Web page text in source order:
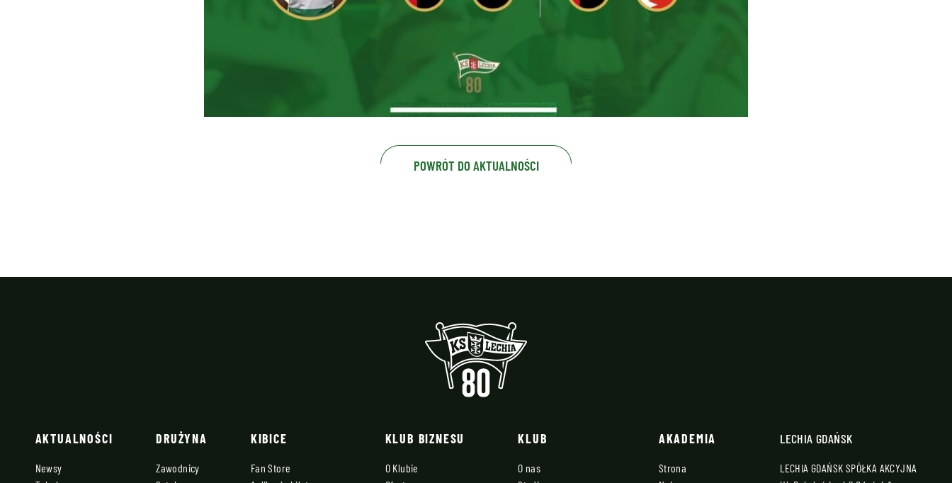
POWRÓT DO AKTUALNOŚCI
AKTUALNOŚCI
Newsy
DRUŻYNA
Zawodnicy
KIBICE
Fan Store
KLUB BIZNESU
O Klubie
KLUB
O nas
AKADEMIA
Strona
LECHIA GDAŃSK
LECHIA GDAŃSK SPÓŁKA AKCYJNA